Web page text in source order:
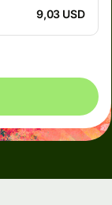
9,03 USD